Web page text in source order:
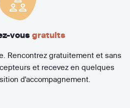
vous gratuits
Rencontrez gratuitement et sans
et recevez en quelques
d'accompagnement.